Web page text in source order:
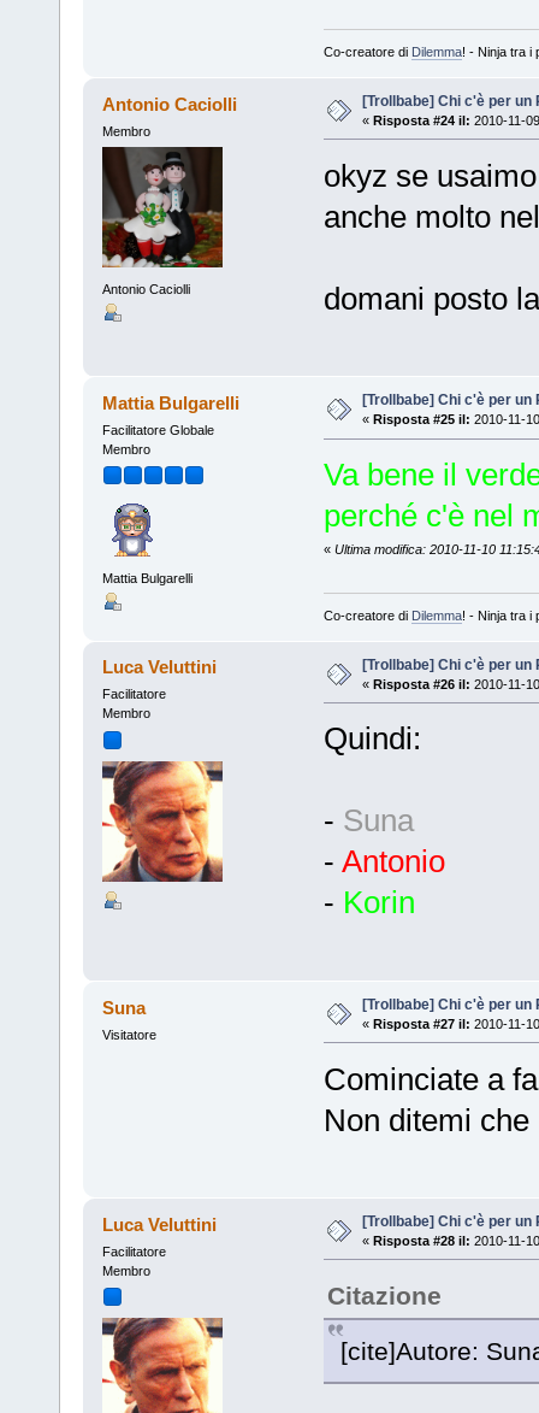
Co-creatore di Dilemma! - Ninja tra i
Antonio Caciolli
Membro
Antonio Caciolli
[Trollbabe] Chi c'è per un
« Risposta #24 il: 2010-11-
okyz se
anche molto
domani posto
Mattia Bulgarelli
Facilitatore Globale
Membro
Mattia Bulgarelli
[Trollbabe] Chi c'è per un
« Risposta #25 il: 2010-11-
Va bene il
perché c'è nel
« Ultima modifica: 2010-11-10
Co-creatore di Dilemma! - Ninja tra i
Luca Veluttini
Facilitatore
Membro
[Trollbabe] Chi c'è per un
« Risposta #26 il: 2010-11-
Quindi:
- Suna
- Antonio
- Korin
Suna
Visitatore
[Trollbabe] Chi c'è per un
« Risposta #27 il: 2010-11-
Cominciate a
Non ditemi
Luca Veluttini
Facilitatore
Membro
[Trollbabe] Chi c'è per un
« Risposta #28 il: 2010-11-
Citazione
[cite]Autore: